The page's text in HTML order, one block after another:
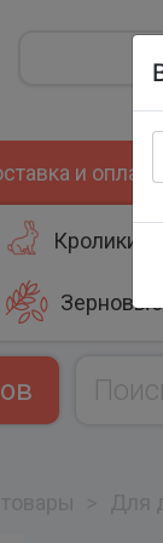
и оплата
Кролики
Зерновые